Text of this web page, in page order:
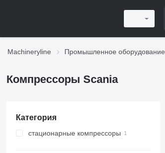
Machineryline Промышленное оборудование
Компрессоры Scania
Категория
стационарные компрессоры